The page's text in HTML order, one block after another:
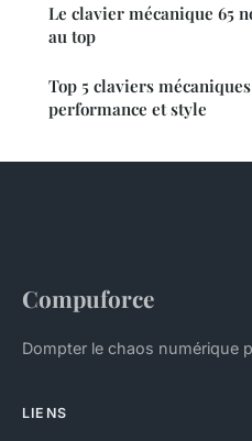
Le clavier mécanique 65
au top
Top 5 claviers
performance et style
Compuforce
Dompter le chaos numérique
LIENS